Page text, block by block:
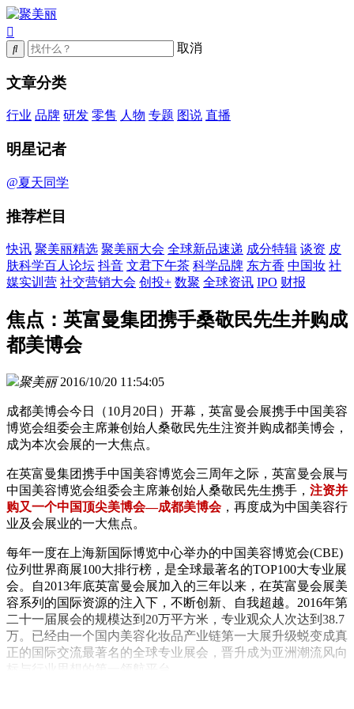
取消
文章分类
行业 品牌 研发 零售 人物 专题 图说 直播
明星记者
@夏天同学
推荐栏目
快讯 聚美丽精选 聚美丽大会 全球新品速递 成分特辑 谈资 皮
肤科学百人论坛 抖音 文君下午茶 科学品牌 东方香 中国妆 社
媒实训营 社交营销大会 创投+ 数聚 全球资讯 IPO 财报
焦点：英富曼集团携手桑敬民先生并购成
都美博会
聚美丽 2016/10/20 11:54:05
成都美博会今日（10月20日）开幕，英富曼会展携手中国美容
博览会组委会主席兼创始人桑敬民先生注资并购成都美博会，
成为本次会展的一大焦点。
在英富曼集团携手中国美容博览会三周年之际，英富曼会展与
中国美容博览会组委会主席兼创始人桑敬民先生携手， 注资并
购又一个中国顶尖美博会—成都美博会，再度成为中国美容行
业及会展业的一大焦点。
每年一度在上海新国际博览中心举办的中国美容博览会(CBE)
位列世界商展100大排行榜，是全球最著名的TOP100大专业展
会。自2013年底英富曼会展加入的三年以来，在英富曼会展美
容系列的国际资源的注入下，不断创新、自我超越。2016年第
二十一届展会的规模达到20万平方米，专业观众人次达到38.7
万。已经由一个国内美容化妆品产业链第一大展升级蜕变成真
正的国际交流最著名的全球专业展会，晋升成为亚洲潮流风向
标与行业思想的第一领航平台。